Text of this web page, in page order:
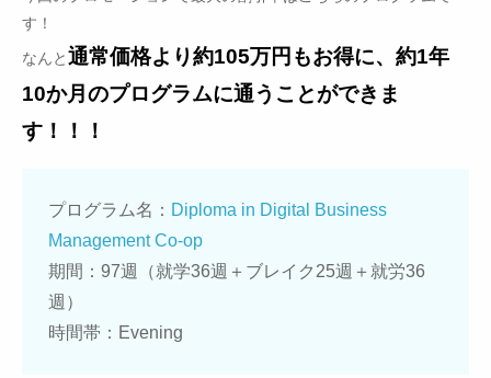
す！
なんと通常価格より約105万円もお得に、約1年
10か月のプログラムに通うことができま
す！！！
プログラム名： Diploma in Digital Business
Management Co-op
期間：97週（就学36週＋ブレイク25週＋就労36
週）
時間帯：Evening